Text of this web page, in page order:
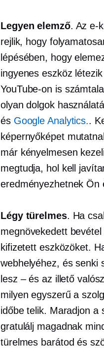
Legyen elemző. Az e-
rejlik, hogy
lépésében, hogy
ingyenes eszköz
YouTube-on is
olyan dolgok
és Google Analytics..
képernyőképet
már kényelmesen
megtudja, hol kell
eredményezhetnek Ön
Légy türelmes. Ha
megnövekedett
kifizetett eszközöket.
webhelyéhez, és senki
lesz – és az illető
milyen egyszerű a
időbe telik. Maradjon a
gratulálj magadnak
türelmes barátod és